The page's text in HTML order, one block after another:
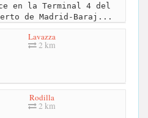
en la Terminal 4 del
de Madrid-Baraj...
Lavazza
2 km
Rodilla
2 km